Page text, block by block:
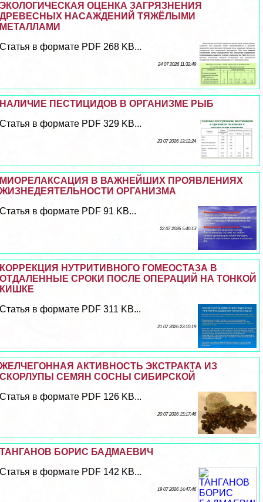
ЭКОЛОГИЧЕСКАЯ ОЦЕНКА ЗАГРЯЗНЕНИЯ
ДРЕВЕСНЫХ НАСАЖДЕНИЙ ТЯЖЁЛЫМИ
МЕТАЛЛАМИ
Статья в формате PDF 268 KB...
24 07 2026 11:32:49
НАЛИЧИЕ ПЕСТИЦИДОВ В ОРГАНИЗМЕ РЫБ
Статья в формате PDF 329 KB...
23 07 2026 13:12:24
МИОРЕЛАКСАЦИЯ В ВАЖНЕЙШИХ ПРОЯВЛЕНИЯХ
ЖИЗНЕДЕЯТЕЛЬНОСТИ ОРГАНИЗМА
Статья в формате PDF 91 KB...
22 07 2026 5:40:13
КОРРЕКЦИЯ НУТРИТИВНОГО ГОМЕОСТАЗА В
ОТДАЛЕННЫЕ СРОКИ ПОСЛЕ ОПЕРАЦИЙ НА ТОНКОЙ
КИШКЕ
Статья в формате PDF 311 KB...
21 07 2026 23:10:19
ЖЕЛЧЕГОННАЯ АКТИВНОСТЬ ЭКСТРАКТА ИЗ
СКОРЛУПЫ СЕМЯН СОСНЫ СИБИРСКОЙ
Статья в формате PDF 126 KB...
20 07 2026 15:17:46
ТАНГАНОВ БОРИС БАДМАЕВИЧ
Статья в формате PDF 142 KB...
19 07 2026 14:47:46